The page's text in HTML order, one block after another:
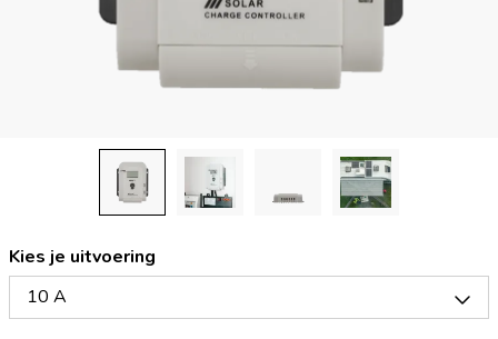
Kies je uitvoering
10 A